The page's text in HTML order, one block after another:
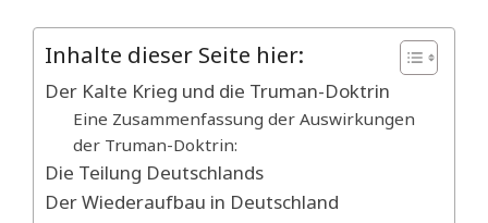
Inhalte dieser Seite hier:
Der Kalte Krieg und die Truman-Doktrin
Eine Zusammenfassung der Auswirkungen
der Truman-Doktrin:
Die Teilung Deutschlands
Der Wiederaufbau in Deutschland